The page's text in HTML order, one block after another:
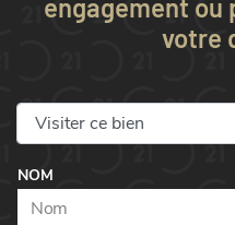
engagement
votre
NOM